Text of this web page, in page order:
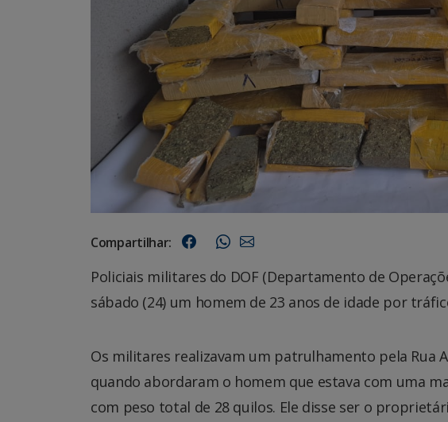
Compartilhar:
Policiais militares do DOF (Departamento de
sábado (24) um homem de 23 anos de idade por
Os militares realizavam um patrulhamento pela Rua
quando abordaram o homem que estava com uma
com peso total de 28 quilos. Ele disse ser o